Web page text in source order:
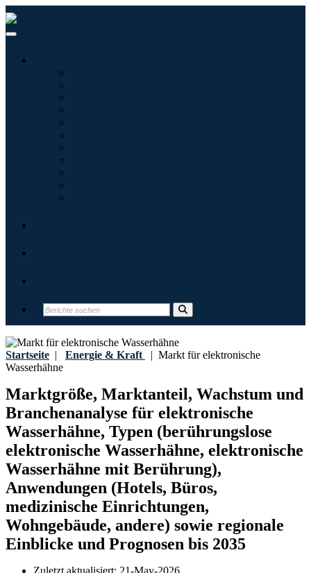
Startseite | Energie & Kraft | Markt für elektronische
Wasserhähne
Marktgröße, Marktanteil, Wachstum und
Branchenanalyse für elektronische
Wasserhähne, Typen (berührungslose
elektronische Wasserhähne, elektronische
Wasserhähne mit Berührung),
Anwendungen (Hotels, Büros,
medizinische Einrichtungen,
Wohngebäude, andere) sowie regionale
Einblicke und Prognosen bis 2035